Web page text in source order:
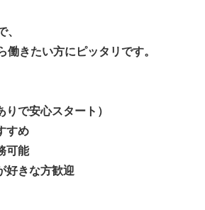
きたい方にピッタリです。
で安心スタート）
すめ
可能
好きな方歓迎